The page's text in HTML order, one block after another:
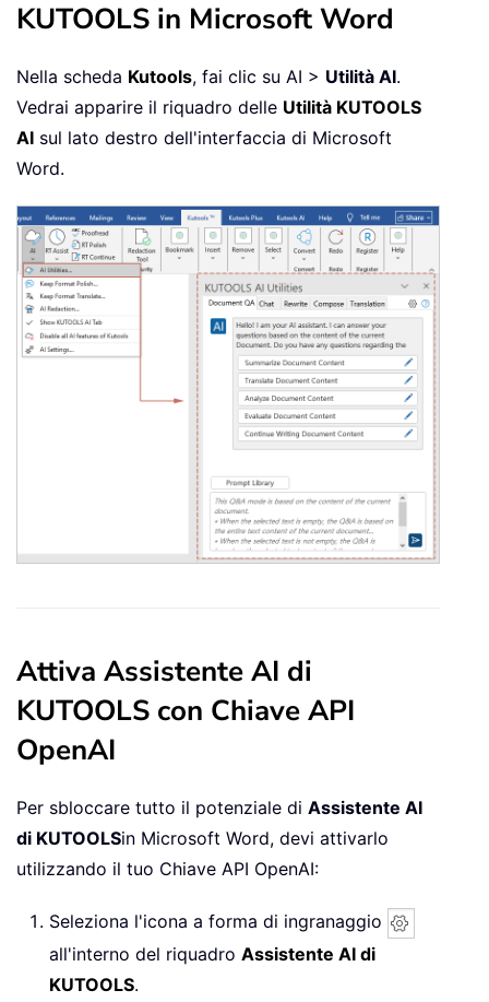
KUTOOLS in Microsoft Word
Nella scheda Kutools, fai clic su AI > Utilità AI.
Vedrai apparire il riquadro delle Utilità KUTOOLS
AI sul lato destro dell'interfaccia di Microsoft
Word.
Attiva Assistente AI di
KUTOOLS con Chiave API
OpenAI
Per sbloccare tutto il potenziale di Assistente AI
di KUTOOLSin Microsoft Word, devi attivarlo
utilizzando il tuo Chiave API OpenAI:
Seleziona l'icona a forma di ingranaggio
all'interno del riquadro Assistente AI di
KUTOOLS.